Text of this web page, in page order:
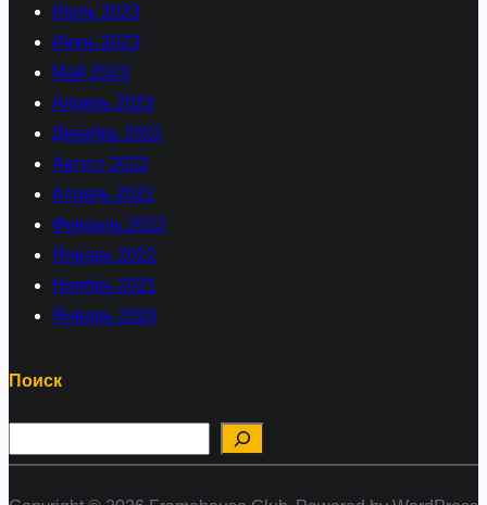
Июль 2023
Июнь 2023
Май 2023
Апрель 2023
Декабрь 2022
Август 2022
Апрель 2022
Февраль 2022
Январь 2022
Ноябрь 2021
Январь 2020
Поиск
о
и